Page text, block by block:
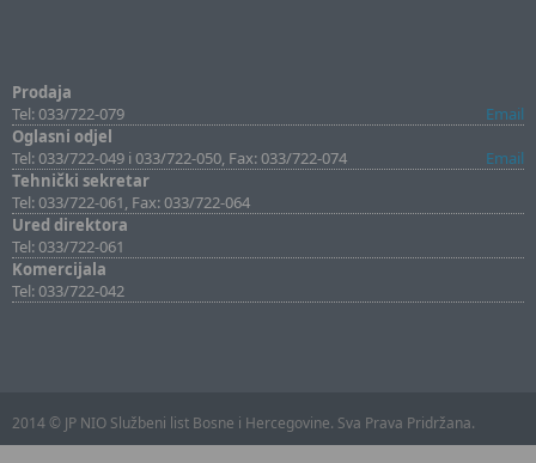
Prodaja
Tel: 033/722-079
Email
Oglasni odjel
Tel: 033/722-049 i 033/722-050, Fax: 033/722-074
Email
Tehnički sekretar
Tel: 033/722-061, Fax: 033/722-064
Ured direktora
Tel: 033/722-061
Komercijala
Tel: 033/722-042
2014 © JP NIO Službeni list Bosne i Hercegovine. Sva Prava Pridržana.